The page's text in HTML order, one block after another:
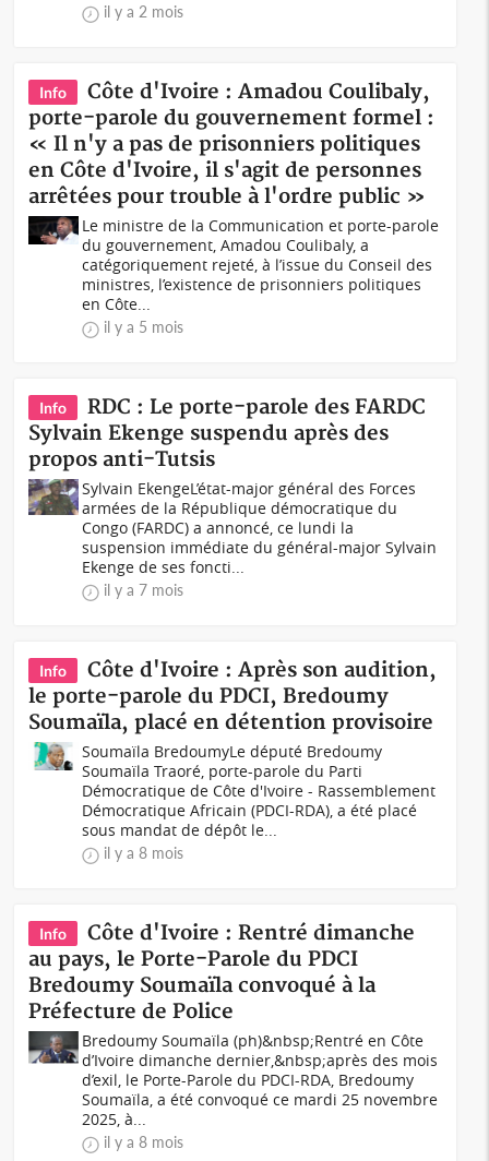
il y a 2 mois
Info
Côte d'Ivoire : Amadou Coulibaly,
porte-parole du gouvernement formel :
« Il n'y a pas de prisonniers politiques
en Côte d'Ivoire, il s'agit de personnes
arrêtées pour trouble à l'ordre public »
Le ministre de la Communication et porte-parole
du gouvernement, Amadou Coulibaly, a
catégoriquement rejeté, à l’issue du Conseil des
ministres, l’existence de prisonniers politiques
en Côte...
il y a 5 mois
Info
RDC : Le porte-parole des FARDC
Sylvain Ekenge suspendu après des
propos anti-Tutsis
Sylvain EkengeL’état-major général des Forces
armées de la République démocratique du
Congo (FARDC) a annoncé, ce lundi la
suspension immédiate du général-major Sylvain
Ekenge de ses foncti...
il y a 7 mois
Info
Côte d'Ivoire : Après son audition,
le porte-parole du PDCI, Bredoumy
Soumaïla, placé en détention provisoire
Soumaïla BredoumyLe député Bredoumy
Soumaïla Traoré, porte-parole du Parti
Démocratique de Côte d'Ivoire - Rassemblement
Démocratique Africain (PDCI-RDA), a été placé
sous mandat de dépôt le...
il y a 8 mois
Info
Côte d'Ivoire : Rentré dimanche
au pays, le Porte-Parole du PDCI
Bredoumy Soumaïla convoqué à la
Préfecture de Police
Bredoumy Soumaïla (ph)&nbsp;Rentré en Côte
d’Ivoire dimanche dernier,&nbsp;après des mois
d’exil, le Porte-Parole du PDCI-RDA, Bredoumy
Soumaïla, a été convoqué ce mardi 25 novembre
2025, à...
il y a 8 mois